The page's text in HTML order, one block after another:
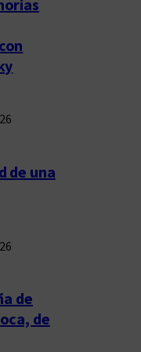
de una
de
de